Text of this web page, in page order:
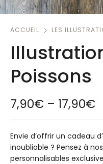
ACCUEIL LES
Poissons
7,90€ – 17,90€
Envie d’offrir un cadeau
inoubliable ? Pensez à
personnalisables